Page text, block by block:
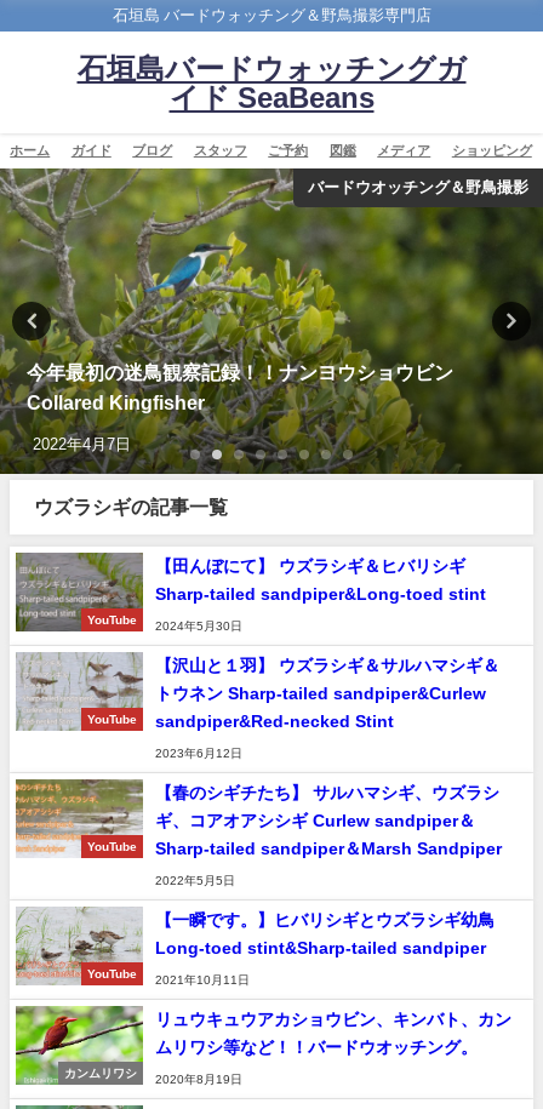
石垣島 バードウォッチング＆野鳥撮影専門店
石垣島バードウォッチングガ
イド SeaBeans
ホーム ガイド ブログ スタッフ ご予約 図鑑 メディア ショッピング
バードウオッチング＆野鳥撮影
今年最初の迷鳥観察記録！！ナンヨウショウビン
Collared Kingfisher
2022年4月7日
ウズラシギの記事一覧
YouTube
【田んぼにて】 ウズラシギ＆ヒバリシギ
Sharp-tailed sandpiper&Long-toed stint
2024年5月30日
YouTube
【沢山と１羽】 ウズラシギ＆サルハマシギ＆
トウネン Sharp-tailed sandpiper&Curlew
sandpiper&Red-necked Stint
2023年6月12日
YouTube
【春のシギチたち】 サルハマシギ、ウズラシ
ギ、コアオアシシギ Curlew sandpiper＆
Sharp-tailed sandpiper＆Marsh Sandpiper
2022年5月5日
YouTube
【一瞬です。】ヒバリシギとウズラシギ幼鳥
Long-toed stint&Sharp-tailed sandpiper
2021年10月11日
カンムリワシ
リュウキュウアカショウビン、キンバト、カン
ムリワシ等など！！バードウオッチング。
2020年8月19日